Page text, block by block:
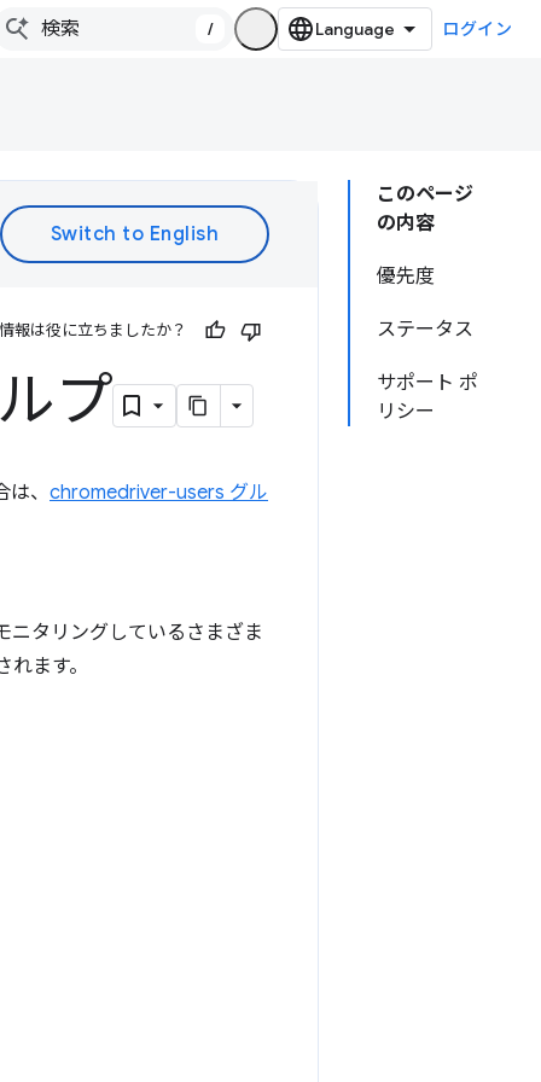
/ ログイン
このページ
の内容
優先度
ステータス
サポート ポ
リシー
報は役に立ちましたか？
プ
、 chromedriver-users グル
ニタリングしているさまざま
ます。